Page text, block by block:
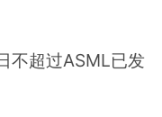
不超过ASML已发